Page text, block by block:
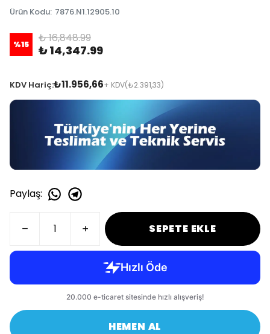
Ürün Kodu: 7876.N1.12905.10
%15 ₺ 16,848.99
₺ 14,347.99
KDV Hariç:₺11.956,66+ KDV(₺2.391,33)
Paylaş:
SEPETE EKLE
HEMEN AL